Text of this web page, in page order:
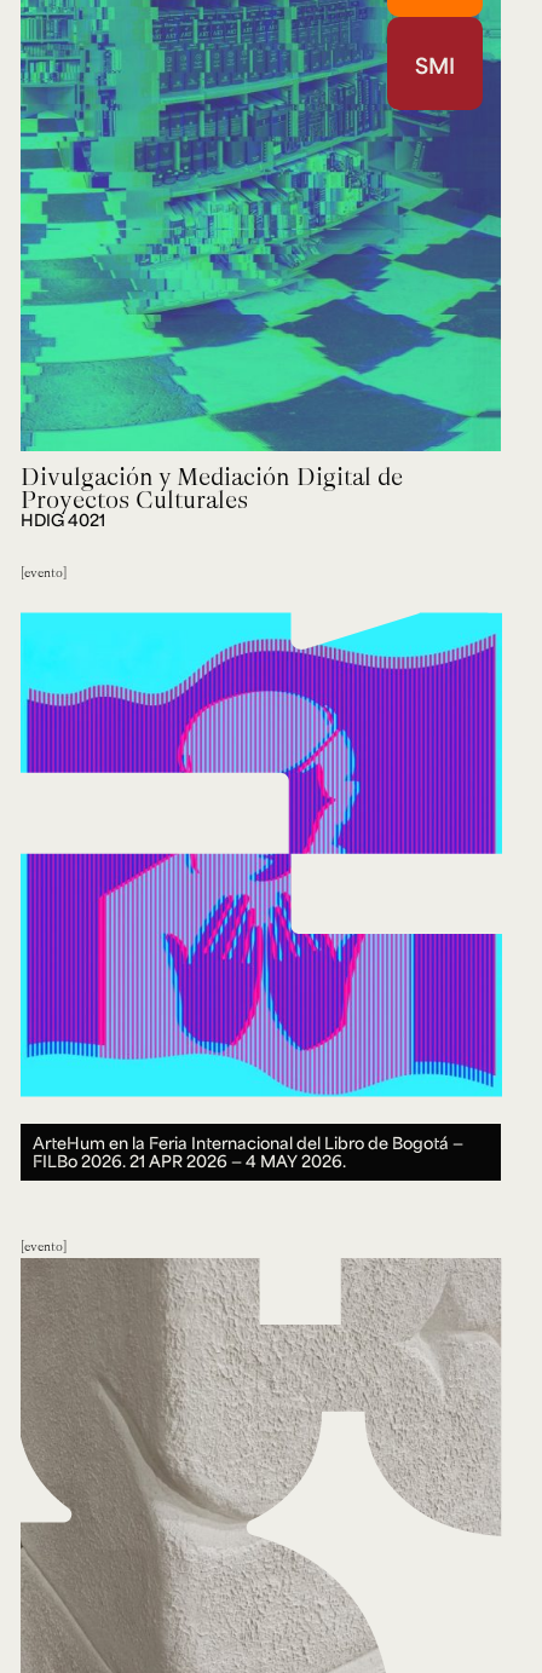
SMI
Divulgación y Mediación Digital de
Proyectos Culturales
HDIG 4021
evento
ArteHum en la Feria Internacional del Libro de Bogotá —
FILBo 2026.21 APR 2026 ― 4 MAY 2026.
evento